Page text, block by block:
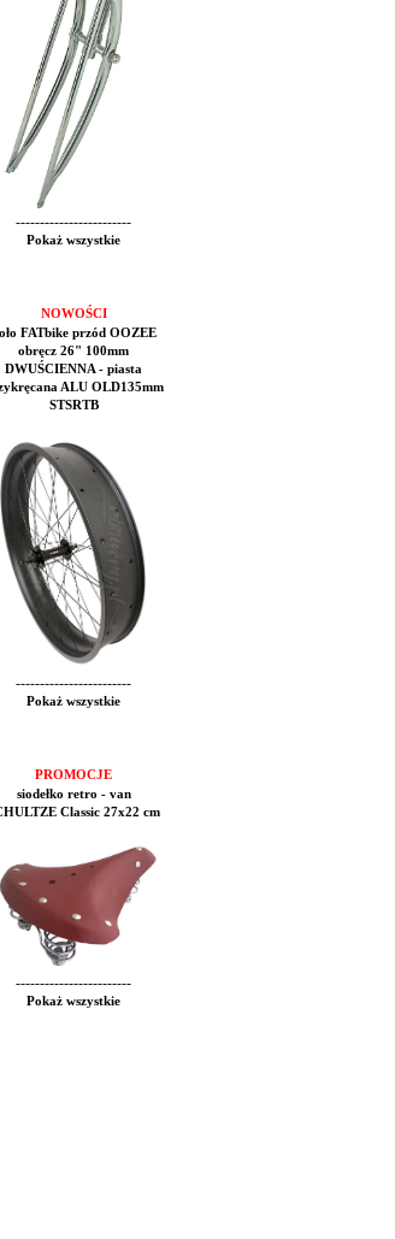
------------------------
Pokaż wszystkie
NOWOŚCI
FATbike przód OOZEE
obręcz 26" 100mm
DWUŚCIENNA - piasta
ALU OLD135mm
STSRTB
------------------------
Pokaż wszystkie
PROMOCJE
siodełko retro - van
Classic 27x22 cm
------------------------
Pokaż wszystkie